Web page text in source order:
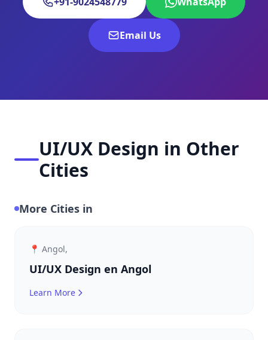
Email Us
UI/UX Design in Other
Cities
More Cities in
📍 Angol,
UI/UX Design en Angol
Learn More